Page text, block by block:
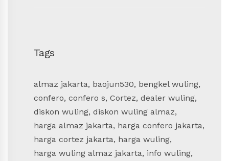
Tags
almaz jakarta, baojun530, bengkel wuling,
confero, confero s, Cortez, dealer wuling,
diskon wuling, diskon wuling almaz,
harga almaz jakarta, harga confero jakarta,
harga cortez jakarta, harga wuling,
harga wuling almaz jakarta, info wuling,